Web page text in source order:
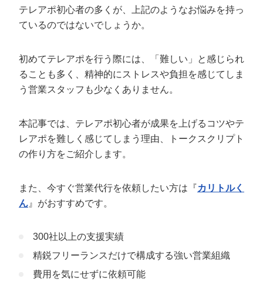
社内コンペ
クレーム窓口
定額制採用代行・RPO『トルトルくん』
ん』
定額LINE運用代行『LINEマキトルくん』
拡散付1日密着動画制作『まるごと社長』
1本無料で記事を制作『SEOトライアル』
定額制LP制作・改善『最強LP』
採用YouTubeチャンネル構築『トリトル』
お役立ち資料
料金表
道場TOP
動画編集
エンジニア
広告運用
年収エージェント
会社概要・役員紹介
代表メッセージ（岩野圭佑）
認定パートナー
インターン
テレアポ初心者の多くが、上記のようなお悩みを持っ
ているのではないでしょうか。
初めてテレアポを行う際には、「難しい」と感じられ
ることも多く、精神的にストレスや負担を感じてしま
う営業スタッフも少なくありません。
本記事では、テレアポ初心者が成果を上げるコツやテ
レアポを難しく感じてしまう理由、トークスクリプト
の作り方をご紹介します。
また、今すぐ営業代行を依頼したい方は『カリトルく
ん 』がおすすめです。
300社以上の支援実績
精鋭フリーランスだけで構成する強い営業組織
費用を気にせずに依頼可能